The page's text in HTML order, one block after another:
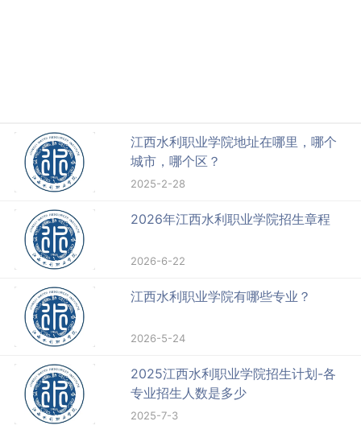
江西水利职业学院地址在哪里，哪个
城市，哪个区？
2025-2-28
2026年江西水利职业学院招生章程
2026-6-22
江西水利职业学院有哪些专业？
2026-5-24
2025江西水利职业学院招生计划-各
专业招生人数是多少
2025-7-3